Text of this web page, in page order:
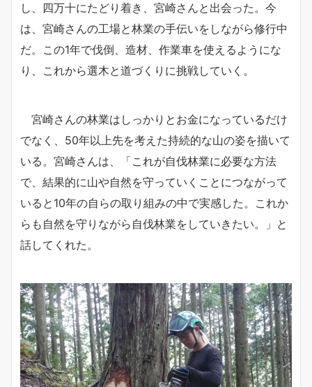
し、四万十にたどり着き、宮崎さんと出会った。今
は、宮崎さんの工場と林業の手伝いをしながら修行中
だ。この1年で伐倒、造材、作業車を使えるようにな
り、これから選木と道づくりに挑戦していく。
宮崎さんの林業はしっかりとお金になっているだけ
でなく、50年以上先を考えた持続的な山の姿を描いて
いる。宮崎さんは、「これが自伐林業に必要な方法
で、結果的に山や自然を守っていくことにつながって
いると10年の自らの取り組みの中で実感した。これか
らも自然を守りながら自伐林業をしていきたい。」と
話してくれた。